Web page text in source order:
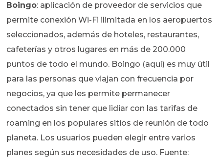
Boingo: aplicación de proveedor de servicios que
permite conexión Wi-Fi ilimitada en los aeropuertos
seleccionados, además de hoteles, restaurantes,
cafeterías y otros lugares en más de 200.000
puntos de todo el mundo. Boingo (aquí) es muy útil
para las personas que viajan con frecuencia por
negocios, ya que les permite permanecer
conectados sin tener que lidiar con las tarifas de
roaming en los populares sitios de reunión de todo
planeta. Los usuarios pueden elegir entre varios
planes según sus necesidades de uso. Fuente: